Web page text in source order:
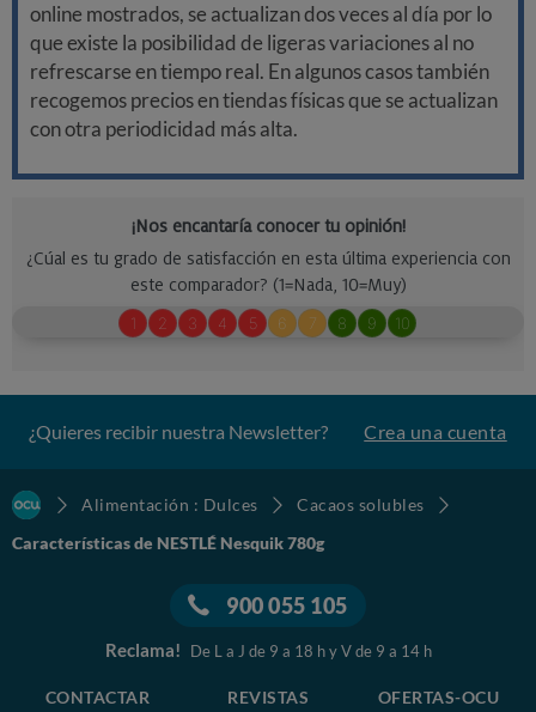
online mostrados, se actualizan dos veces al día por lo
que existe la posibilidad de ligeras variaciones al no
refrescarse en tiempo real. En algunos casos también
recogemos precios en tiendas físicas que se actualizan
con otra periodicidad más alta.
¿Quieres recibir nuestra Newsletter? Crea una cuenta
Alimentación : Dulces
Cacaos solubles
Características de NESTLÉ Nesquik 780g
900 055 105
Reclama! De L a J de 9 a 18 h y V de 9 a 14 h
CONTACTAR REVISTAS OFERTAS-OCU